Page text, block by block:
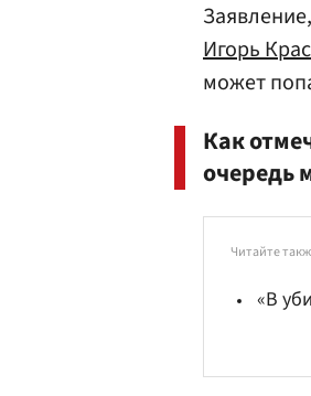
Игорь
может
Как
очередь
Читайте
«В